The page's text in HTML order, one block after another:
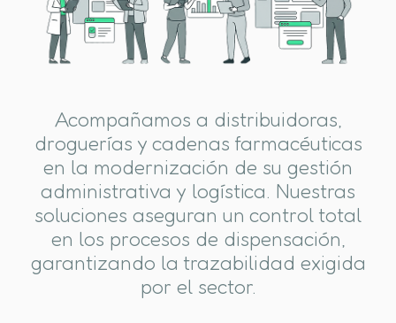
Acompañamos a distribuidoras,
droguerías y cadenas farmacéuticas
en la modernización de su gestión
administrativa y logística. Nuestras
soluciones aseguran un control total
en los procesos de dispensación,
garantizando la trazabilidad exigida
por el sector.